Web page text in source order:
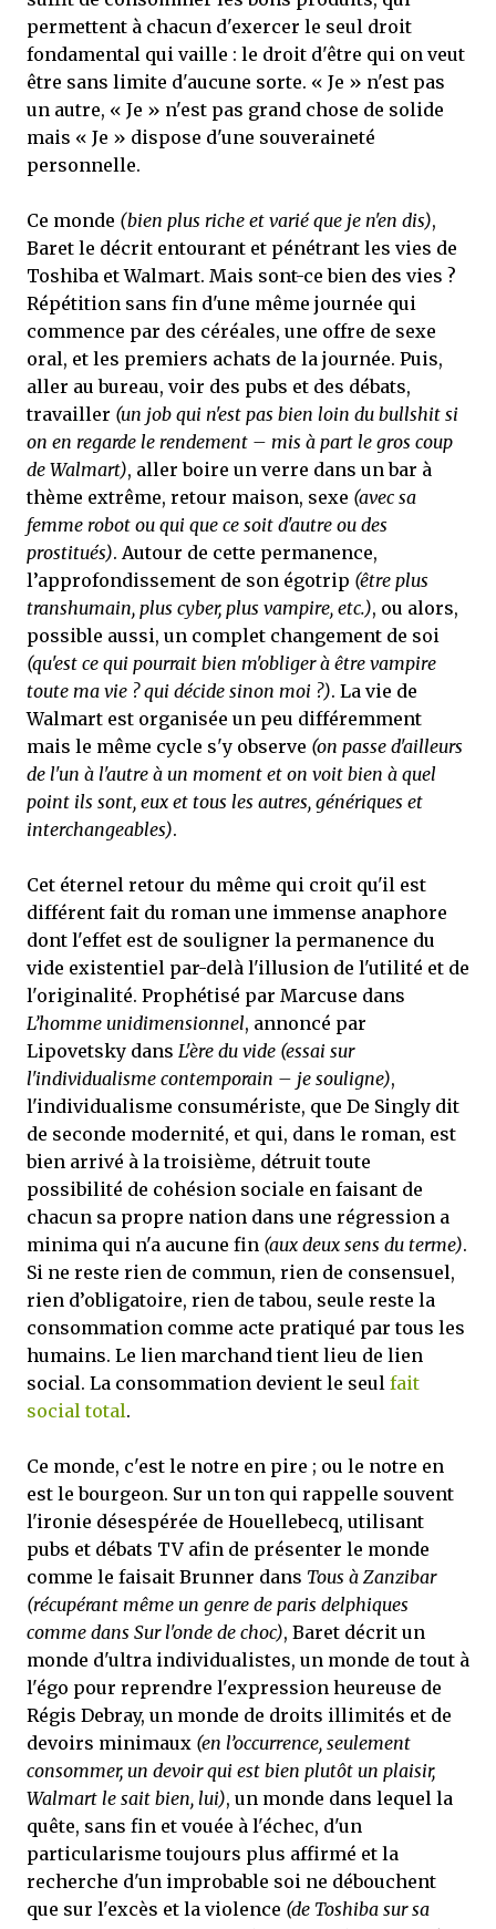
permettent à chacun d'exercer le seul droit
fondamental qui vaille : le droit d'être qui on veut
être sans limite d'aucune sorte. « Je » n'est pas
un autre, « Je » n'est pas grand chose de solide
mais « Je » dispose d'une souveraineté
personnelle.
Ce monde (bien plus riche et varié que je n'en dis),
Baret le décrit entourant et pénétrant les vies de
Toshiba et Walmart. Mais sont-ce bien des vies ?
Répétition sans fin d'une même journée qui
commence par des céréales, une offre de sexe
oral, et les premiers achats de la journée. Puis,
aller au bureau, voir des pubs et des débats,
travailler (un job qui n'est pas bien loin du bullshit si
on en regarde le rendement – mis à part le gros coup
de Walmart), aller boire un verre dans un bar à
thème extrême, retour maison, sexe (avec sa
femme robot ou qui que ce soit d'autre ou des
prostitués). Autour de cette permanence,
l’approfondissement de son égotrip (être plus
transhumain, plus cyber, plus vampire, etc.), ou alors,
possible aussi, un complet changement de soi
(qu'est ce qui pourrait bien m'obliger à être vampire
toute ma vie ? qui décide sinon moi ?). La vie de
Walmart est organisée un peu différemment
mais le même cycle s'y observe (on passe d'ailleurs
de l'un à l'autre à un moment et on voit bien à quel
point ils sont, eux et tous les autres, génériques et
interchangeables).
Cet éternel retour du même qui croit qu'il est
différent fait du roman une immense anaphore
dont l'effet est de souligner la permanence du
vide existentiel par-delà l'illusion de l'utilité et de
l'originalité. Prophétisé par Marcuse dans
L’homme unidimensionnel, annoncé par
Lipovetsky dans L'ère du vide (essai sur
l'individualisme contemporain – je souligne),
l'individualisme consumériste, que De Singly dit
de seconde modernité, et qui, dans le roman, est
bien arrivé à la troisième, détruit toute
possibilité de cohésion sociale en faisant de
chacun sa propre nation dans une régression a
minima qui n'a aucune fin (aux deux sens du terme).
Si ne reste rien de commun, rien de consensuel,
rien d’obligatoire, rien de tabou, seule reste la
consommation comme acte pratiqué par tous les
humains. Le lien marchand tient lieu de lien
social. La consommation devient le seul fait
social total.
Ce monde, c'est le notre en pire ; ou le notre en
est le bourgeon. Sur un ton qui rappelle souvent
l'ironie désespérée de Houellebecq, utilisant
pubs et débats TV afin de présenter le monde
comme le faisait Brunner dans Tous à Zanzibar
(récupérant même un genre de paris delphiques
comme dans Sur l'onde de choc), Baret décrit un
monde d'ultra individualistes, un monde de tout à
l'égo pour reprendre l'expression heureuse de
Régis Debray, un monde de droits illimités et de
devoirs minimaux (en l’occurrence, seulement
consommer, un devoir qui est bien plutôt un plaisir,
Walmart le sait bien, lui), un monde dans lequel la
quête, sans fin et vouée à l'échec, d'un
particularisme toujours plus affirmé et la
recherche d'un improbable soi ne débouchent
que sur l'excès et la violence (de Toshiba sur sa